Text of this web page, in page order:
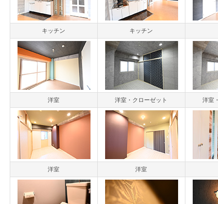
キッチン キッチン
洋室 洋室・クローゼット 洋室
洋室 洋室